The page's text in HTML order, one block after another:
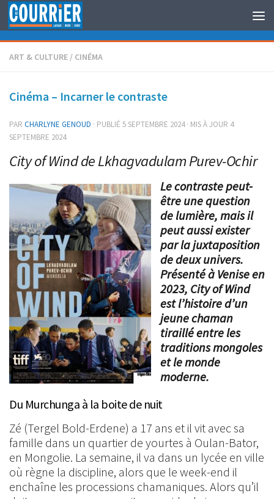
Au dessous du contenu
ART & CULTURE / CINÉMA
Cinéma – Incarner le contraste
PAR CHARLYNE GENOUD · PUBLIÉ 5 SEPTEMBRE 2024· MIS À JOUR 4
SEPTEMBRE 2024
City of Wind de Lkhagvadulam Purev-Ochir
Le contraste peut-
être une question
de lumière, mais il
peut aussi exister
par la juxtaposition
de deux univers.
Présenté à Venise en
2023, City of Wind
est l’histoire d’un
jeune chaman
tiraillé entre les
traditions mongoles
et le monde
moderne.
Du Murchunga à la boite de nuit
Zé (Tergel Bold-Erdene) a 17 ans et il vit avec sa
famille dans un quartier de yourtes à Oulan-Bator,
en Mongolie. La semaine, il va dans un lycée en ville
où règne la discipline, alors que le week-end il
enchaîne les processions chamaniques. Alors qu’il